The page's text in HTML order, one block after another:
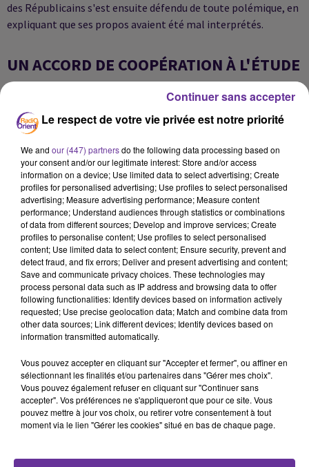
des Républicains s'est ensuite défendu de toute polémique, en
expliquant que ses propos avaient été mal interprétés.
UN ACCORD DE COOPÉRATION À L'ÉTUDE
En marge de sa visite diplomatique en Algérie, Gérard Larcher
a aussi annoncé qu'un accord de coopération entre le Sénat
devra permettre aux institutions d'échanger plus
régulièrement dans le cadre d'un forum. Il a l'intention de
recevoir une délégation parlementaire au Sénat à Paris
prochainement. Son Invité spécial, l'ancien sénateur Jean-
Pierre Chevènement, qui est aussi président de l'association
France-Algérie, est accompagné de la sénatrice écologiste
Leïla Aïchi, (vice-présidente du groupe interparlementaire
d'amitié France-Algérie et vice-présidente de la commission
des Affaires étrangères, de la défense et des forces armées),
des sénateurs Jacques Mézard (RDSE) et Jean-Pierre Vial (LR).
http://www.lefigaro.fr/
Le respect de votre vie privée est notre priorité
We and our (447) partnersdo the following data processing based on
your consent and/or our legitimate interest: Store and/or access
information on a device; Use limited data to select advertising; Create
profiles for personalised advertising; Use profiles to select personalised
advertising; Measure advertising performance; Measure content
performance; Understand audiences through statistics or combinations
of data from different sources; Develop and improve services; Create
profiles to personalise content; Use profiles to select personalised
content; Use limited data to select content; Ensure security, prevent and
detect fraud, and fix errors; Deliver and present advertising and content;
Save and communicate privacy choices. These technologies may
process personal data such as IP address and browsing data to offer
following functionalities: Identify devices based on information actively
requested; Use precise geolocation data; Match and combine data from
other data sources; Link different devices; Identify devices based on
information transmitted automatically.
Vous pouvez accepter en cliquant sur "Accepter et fermer", ou affiner en
sélectionnant les finalités et/ou partenaires dans "Gérer mes choix".
Vous pouvez également refuser en cliquant sur "Continuer sans
accepter". Vos préférences ne s'appliqueront que pour ce site. Vous
pouvez mettre à jour vos choix, ou retirer votre consentement à tout
moment via le lien "Gérer les cookies" situé en bas de chaque page.
Continuer sans accepter